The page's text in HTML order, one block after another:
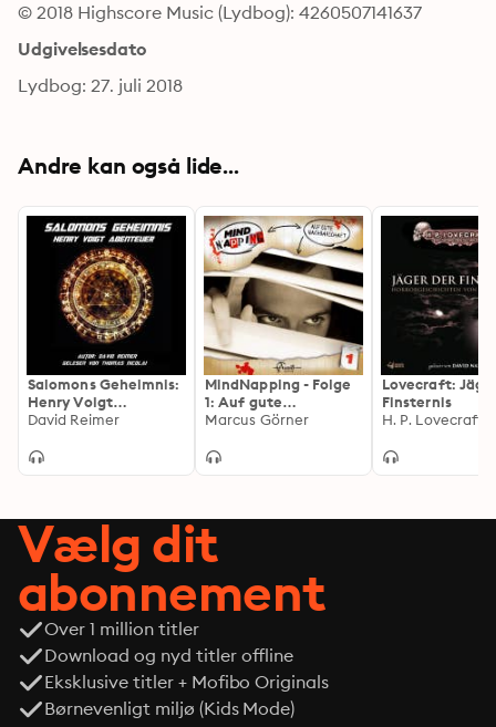
© 2018 Highscore Music (Lydbog): 4260507141637
Udgivelsesdato
Lydbog: 27. juli 2018
Andre kan også lide...
Salomons Geheimnis:
Henry Voigt
Abenteuer
David Reimer
MindNapping - Folge
1: Auf gute
Nachbarschaft
Marcus Görner
Lovecraft:
Finsternis
H. P. Lovecraft
Vælg dit
abonnement
Over 1 million titler
Download og nyd titler offline
Eksklusive titler + Mofibo Originals
Børnevenligt miljø (Kids Mode)